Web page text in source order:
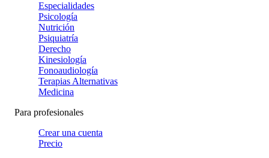
Especialidades
Psicología
Nutrición
Psiquiatría
Derecho
Kinesiología
Fonoaudiología
Terapias Alternativas
Medicina
Para profesionales
Crear una cuenta
Precio